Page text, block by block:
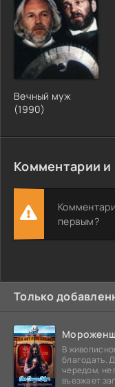
Вечный муж
(1990)
Комментарии и
первым?
Только
В
благодать.
чередом, не
въезжает